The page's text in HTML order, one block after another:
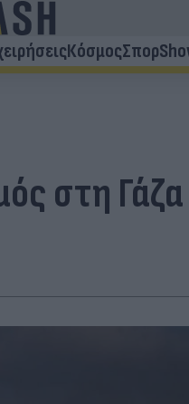
ΚόσμοςΣπορ
στη Γάζα